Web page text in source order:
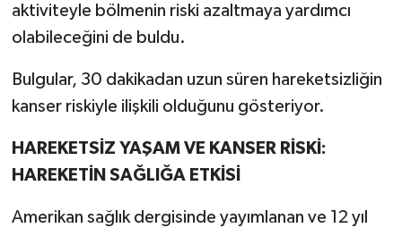
aktiviteyle bölmenin riski azaltmaya yardımcı
olabileceğini de buldu.
Bulgular, 30 dakikadan uzun süren hareketsizliğin
kanser riskiyle ilişkili olduğunu gösteriyor.
HAREKETSİZ YAŞAM VE KANSER RİSKİ:
HAREKETİN SAĞLIĞA ETKİSİ
Amerikan sağlık dergisinde yayımlanan ve 12 yıl